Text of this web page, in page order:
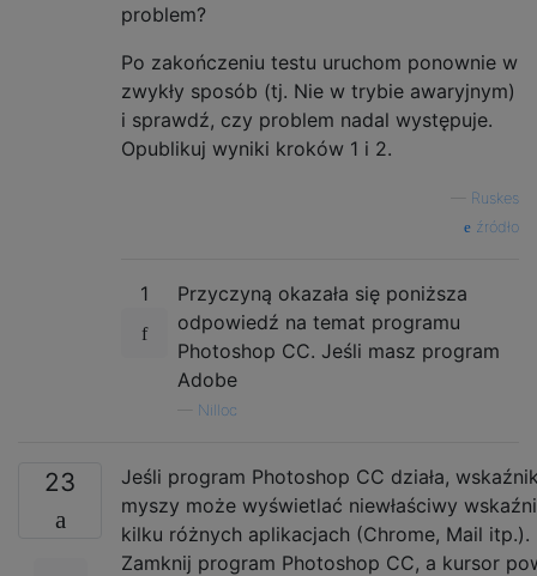
problem?
Po zakończeniu testu uruchom ponownie w
zwykły sposób (tj. Nie w trybie awaryjnym)
i sprawdź, czy problem nadal występuje.
Opublikuj wyniki kroków 1 i 2.
Ruskes
źródło
1
Przyczyną okazała się poniższa
odpowiedź na temat programu
Photoshop CC. Jeśli masz program
Adobe
Nilloc
23
Jeśli program Photoshop CC działa,
myszy może wyświetlać niewłaściwy
kilku różnych aplikacjach (Chrome, Mail itp.).
Zamknij program Photoshop CC, a kursor